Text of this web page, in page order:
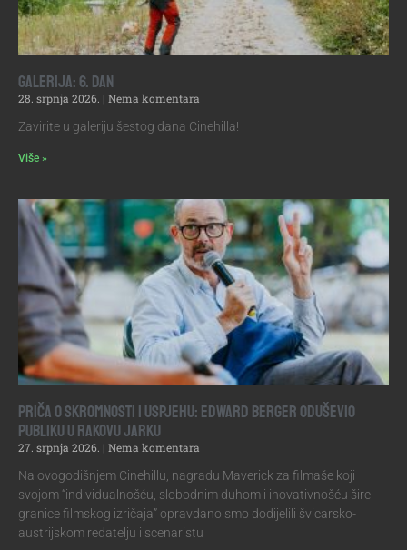
Galerija: 6. dan
28. srpnja 2026.
Nema komentara
Zavirite u galeriju šestog dana Cinehilla!
Više »
Priča o skromnosti i uspjehu: Edward Berger oduševio
publiku u Rakovu jarku
27. srpnja 2026.
Nema komentara
Na ovogodišnjem Cinehillu, nagradu Maverick za filmaše koji
svojom “individualnošću, slobodnim duhom i inovativnošću šire
granice filmskog izričaja” opravdano smo dodijelili švicarsko-
austrijskom redatelju i scenaristu